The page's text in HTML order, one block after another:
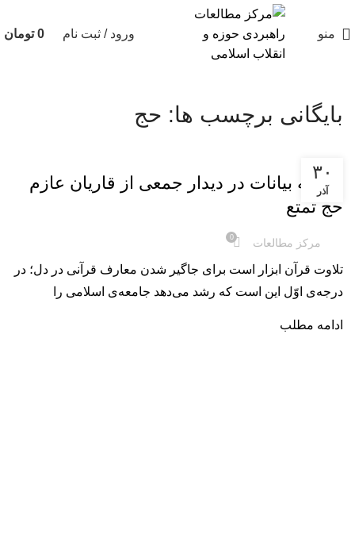
منو ورود / ثبت نام 0 تومان
بایگانی برچسب ها: حج
۳۰
آذر
خلاصه بیانات در دیدار جمعی از قاریان عازم
حج تمتع
مرکز مطالعات 0
تلاوت قرآن ابزار است برای جاگیر شدن معارف قرآنی در دل؛ در
درجه‌ی اوّل این است که رشد می‌دهد جامعه‌ی اسلامی را
ادامه مطلب